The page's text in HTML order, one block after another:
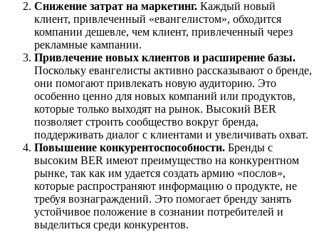
Снижение затрат на маркетинг. Каждый новый
клиент, привлеченный «евангелистом», обходится
компании дешевле, чем клиент, привлеченный через
рекламные кампании.
Привлечение новых клиентов и расширение базы.
Поскольку евангелисты активно рассказывают о бренде,
они помогают привлекать новую аудиторию. Это
особенно ценно для новых компаний или продуктов,
которые только выходят на рынок. Высокий BER
позволяет строить сообщество вокруг бренда,
поддерживать диалог с клиентами и увеличивать охват.
Повышение конкурентоспособности. Бренды с
высоким BER имеют преимущество на конкурентном
рынке, так как им удается создать армию «послов»,
которые распространяют информацию о продукте, не
требуя вознаграждений. Это помогает бренду занять
устойчивое положение в сознании потребителей и
выделиться среди конкурентов.